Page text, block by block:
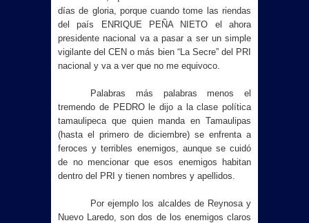
días de gloria, porque cuando tome las riendas
del país ENRIQUE PEÑA NIETO el ahora
presidente nacional va a pasar a ser un simple
vigilante del CEN o más bien “La Secre” del PRI
nacional y va a ver que no me equivoco.
Palabras más palabras menos el
tremendo de PEDRO le dijo a la clase política
tamaulipeca que quien manda en Tamaulipas
(hasta el primero de diciembre) se enfrenta a
feroces y terribles enemigos, aunque se cuidó
de no mencionar que esos enemigos habitan
dentro del PRI y tienen nombres y apellidos.
Por ejemplo los alcaldes de Reynosa y
Nuevo Laredo, son dos de los enemigos claros